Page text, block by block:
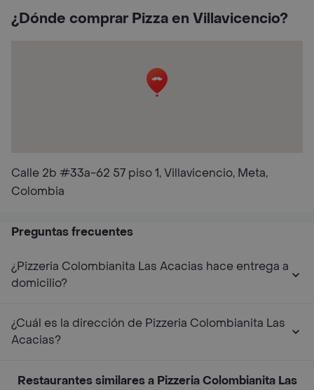
¿Dónde comprar Pizza en Villavicencio?
Calle 2b #33a-62 57 piso 1, Villavicencio, Meta,
Colombia
Preguntas frecuentes
¿Pizzeria Colombianita Las Acacias hace entrega a
domicilio?
¿Cuál es la dirección de Pizzeria Colombianita Las
Acacias?
Restaurantes similares a Pizzeria Colombianita Las